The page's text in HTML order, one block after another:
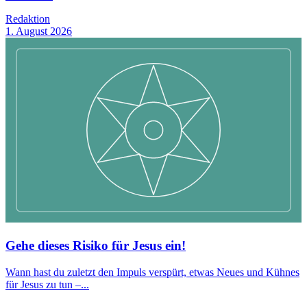
Redaktion
1. August 2026
Gehe dieses Risiko für Jesus ein!
Wann hast du zuletzt den Impuls verspürt, etwas Neues und Kühnes
für Jesus zu tun –...